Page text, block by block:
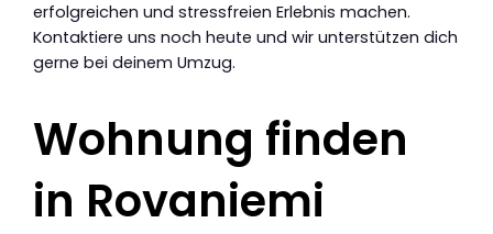
erfolgreichen und stressfreien Erlebnis machen.
Kontaktiere uns noch heute und wir unterstützen dich
gerne bei deinem Umzug.
Wohnung finden
in Rovaniemi